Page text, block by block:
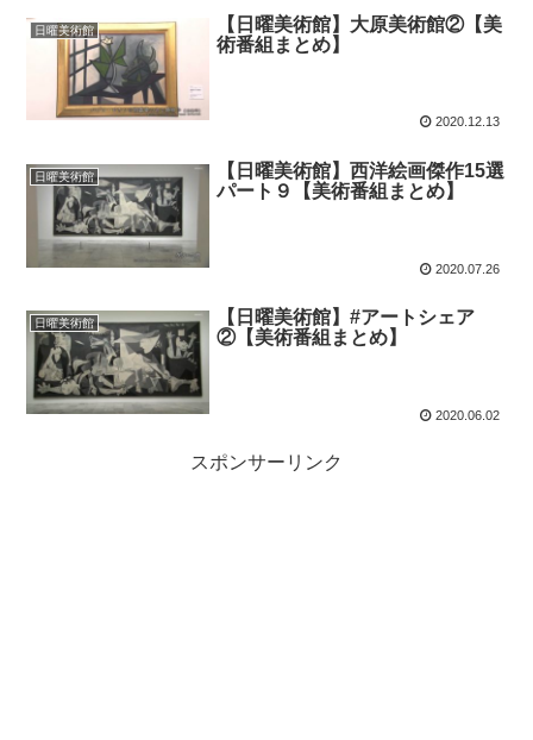
日曜美術館
【日曜美術館】大原美術館②【美
術番組まとめ】
2020.12.13
日曜美術館
【日曜美術館】西洋絵画傑作15選
パート９【美術番組まとめ】
2020.07.26
日曜美術館
【日曜美術館】#アートシェア
②【美術番組まとめ】
2020.06.02
スポンサーリンク